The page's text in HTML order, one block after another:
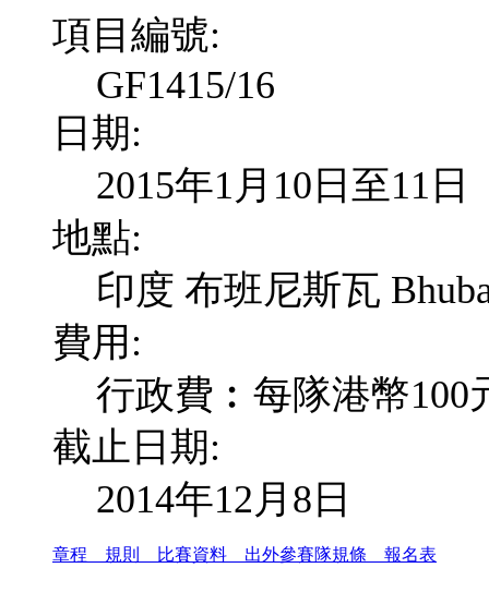
項目編號:
GF1415/16
日期:
2015年1月10日至11日
地點:
印度 布班尼斯瓦
費用:
行政費︰每隊港幣100
截止日期:
2014年12月8日
章程 規則 比賽資料 出外參賽隊規條 報名表